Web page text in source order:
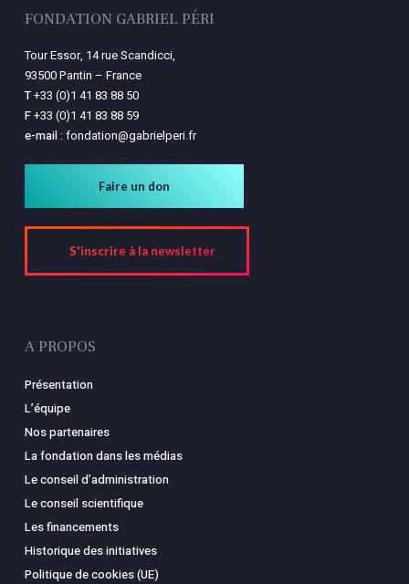
FONDATION GABRIEL PÉRI
Tour Essor, 14 rue Scandicci,
93500 Pantin – France
T+33 (0)1 41 83 88 50
F+33 (0)1 41 83 88 59
e-mail : fondation@gabrielperi.fr
Faire un don
S'inscrire à la newsletter
A PROPOS
Présentation
L’équipe
Nos partenaires
La fondation dans les médias
Le conseil d’administration
Le conseil scientifique
Les financements
Historique des initiatives
Politique de cookies (UE)